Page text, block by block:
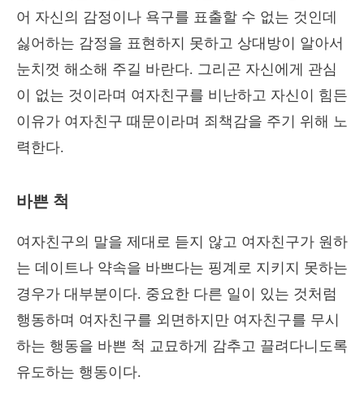
어 자신의 감정이나 욕구를 표출할 수 없는 것인데
싫어하는 감정을 표현하지 못하고 상대방이 알아서
눈치껏 해소해 주길 바란다. 그리곤 자신에게 관심
이 없는 것이라며 여자친구를 비난하고 자신이 힘든
이유가 여자친구 때문이라며 죄책감을 주기 위해 노
력한다.
바쁜 척
여자친구의 말을 제대로 듣지 않고 여자친구가 원하
는 데이트나 약속을 바쁘다는 핑계로 지키지 못하는
경우가 대부분이다. 중요한 다른 일이 있는 것처럼
행동하며 여자친구를 외면하지만 여자친구를 무시
하는 행동을 바쁜 척 교묘하게 감추고 끌려다니도록
유도하는 행동이다.